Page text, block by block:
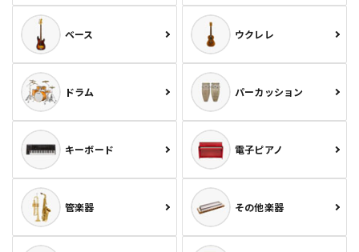
ベース ウクレレ
ドラム パーカッション
キーボード 電子ピアノ
管楽器 その他楽器